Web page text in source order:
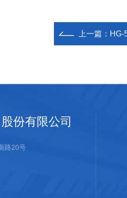
上一篇： HG-
份有限公司
路20号